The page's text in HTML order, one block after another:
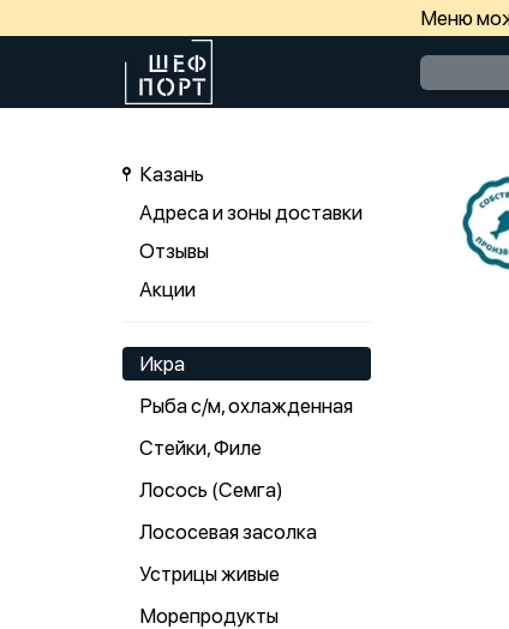
Меню
Казань
Адреса и зоны доставки
Отзывы
Акции
Икра
Рыба с/м, охлажденная
Стейки, Филе
Лосось (Семга)
Лососевая засолка
Устрицы живые
Морепродукты